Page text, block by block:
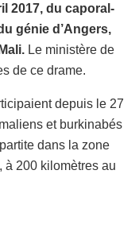
2017, du caporal-
génie d’Angers,
Le ministère de
de ce drame.
depuis le 27
et burkinabés
dans la zone
à 200 kilomètres au